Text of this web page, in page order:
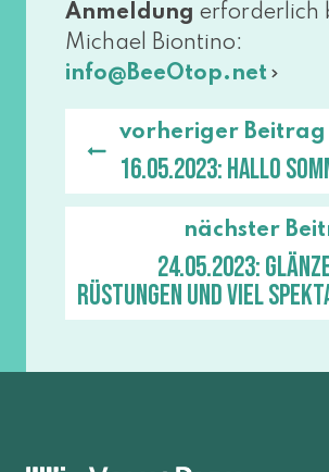
Anmeldung erfor­der­lich
Michael Biontino:
info@​BeeOtop.​net
vorheriger Beitrag
16.05.2023: Hallo
nächster
24.05.2023:
Rüstungen und viel